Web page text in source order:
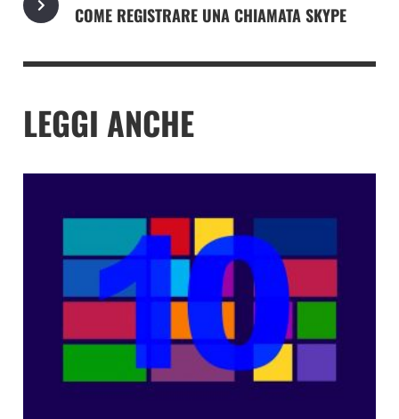
COME REGISTRARE UNA CHIAMATA SKYPE
LEGGI ANCHE